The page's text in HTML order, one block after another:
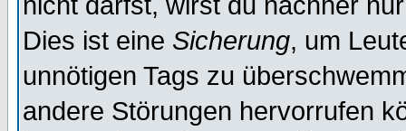
Dies ist eine Sicherung, um
unnötigen Tags zu
andere Störungen hervorrufen